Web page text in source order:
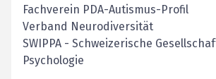
Fachverein PDA-Autismus-Profil
Verband Neurodiversität
SWIPPA - Schweizerische
Psychologie